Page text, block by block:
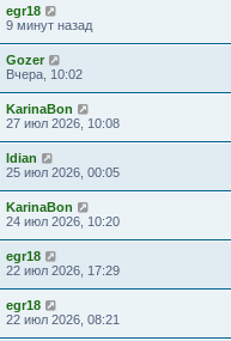
egr18
9 минут назад
Gozer
Вчера, 10:02
KarinaBon
27 июл 2026, 10:08
ldian
25 июл 2026, 00:05
KarinaBon
24 июл 2026, 10:20
egr18
22 июл 2026, 17:29
egr18
22 июл 2026, 08:21